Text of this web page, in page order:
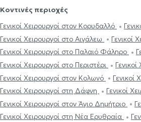
Κοντινές περιοχές
Γενικοί Χειρουργοί στον Κορυδαλλό
Γενικοί Χειρουργοί στο Αιγάλεω
Γενικοί
Γενικοί Χειρουργοί στο Παλαιό Φάληρο
Γενικοί Χειρουργοί στο Περιστέρι
Γενικοί Χειρουργοί στον Κολωνό
Γενικοί
Γενικοί Χειρουργοί στη Δάφνη
Γενικοί
Γενικοί Χειρουργοί στον Άγιο Δημήτριο
Γενικοί Χειρουργοί στη Νέα Ερυθραία